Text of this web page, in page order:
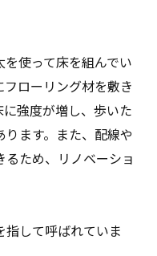
使って床を組んでい
ローリング材を敷き
強度が増し、歩いた
ます。また、配線や
ため、リノベーショ
して呼ばれていま